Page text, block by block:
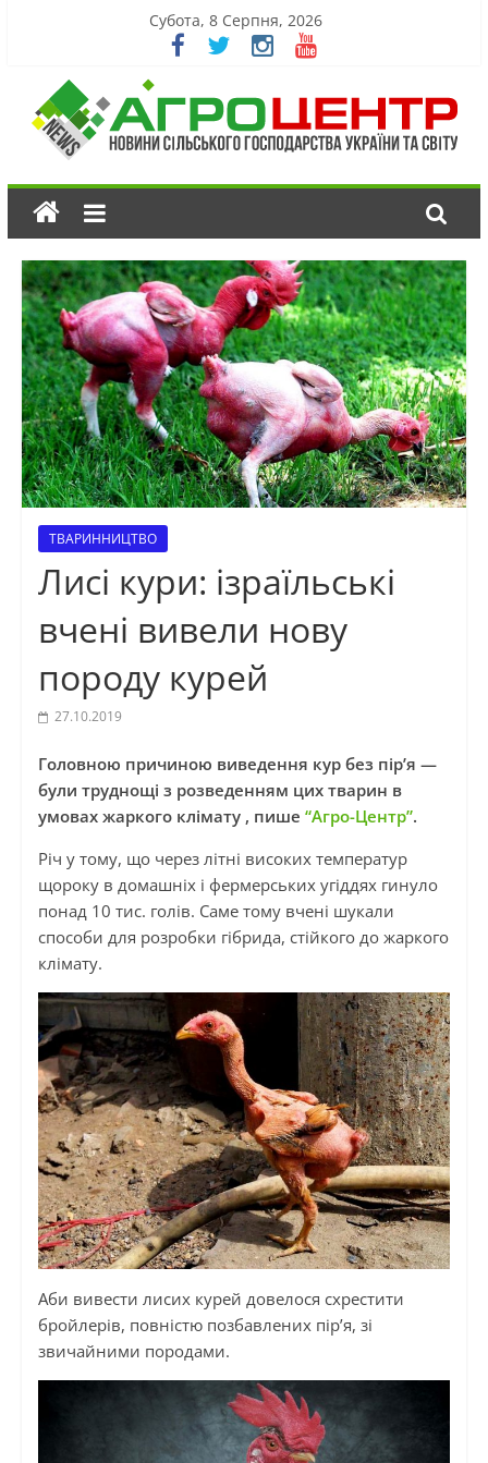
Субота, 8 Серпня, 2026
ТВАРИННИЦТВО
Лисі кури: ізраїльські
вчені вивели нову
породу курей
27.10.2019
Головною причиною виведення кур без пір’я —
були труднощі з розведенням цих тварин в
умовах жаркого клімату , пише “Агро-Центр”.
Річ у тому, що через літні високих температур
щороку в домашніх і фермерських угіддях гинуло
понад 10 тис. голів. Саме тому вчені шукали
способи для розробки гібрида, стійкого до жаркого
клімату.
Аби вивести лисих курей довелося схрестити
бройлерів, повністю позбавлених пір’я, зі
звичайними породами.